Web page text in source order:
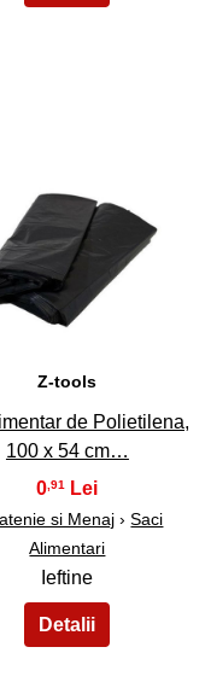
32
Z-tools
de Polietilena,
100 x 54 cm…
0,91
si Menaj ›Saci
Alimentari
Ieftine